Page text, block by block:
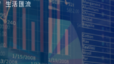
生活匯流